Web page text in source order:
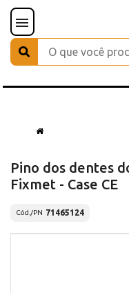
Pino dos dentes
Fixmet - Case CE
Cód./PN 71465124